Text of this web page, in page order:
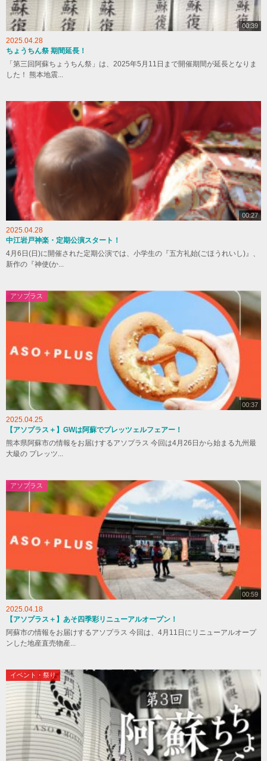
00:39
2025.04.28
ちょうちん祭 期間延長！
「第三回阿蘇ちょうちん祭」は、2025年5月11日まで開催期間が延長となりま
した！ 熊本地震...
00:27
2025.04.28
中江岩戸神楽・定期公演スタート！
4月6日(日)に開催された定期公演では、小学生の『五方礼始(ごほうれいし)』、
新作の『神使(か...
アソプラス
00:37
2025.04.25
【アソプラス＋】GWは阿蘇でプレッツェルフェアー！
熊本県阿蘇市の情報をお届けするアソプラス 今回は4月26日から始まる九州最
大級の プレッツ...
アソプラス
00:59
2025.04.18
【アソプラス＋】あそ四季彩リニューアルオープン！
阿蘇市の情報をお届けするアソプラス 今回は、4月11日にリニューアルオープ
ンした地産直売物産...
イベント・祭り